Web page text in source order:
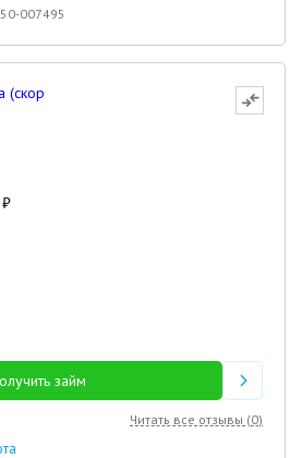
007495
₽
займ
Читать все отзывы (0)